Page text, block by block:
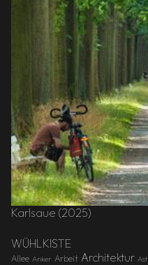
Karlsaue (2025)
WÜHLKISTE
Allee Anker Arbeit Architektur Ast